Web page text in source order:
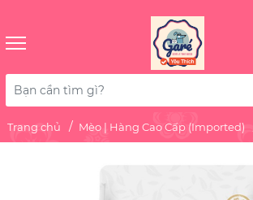
Trang chủ Mèo | Hàng Cao Cấp (Imported)